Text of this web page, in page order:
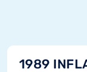
1989